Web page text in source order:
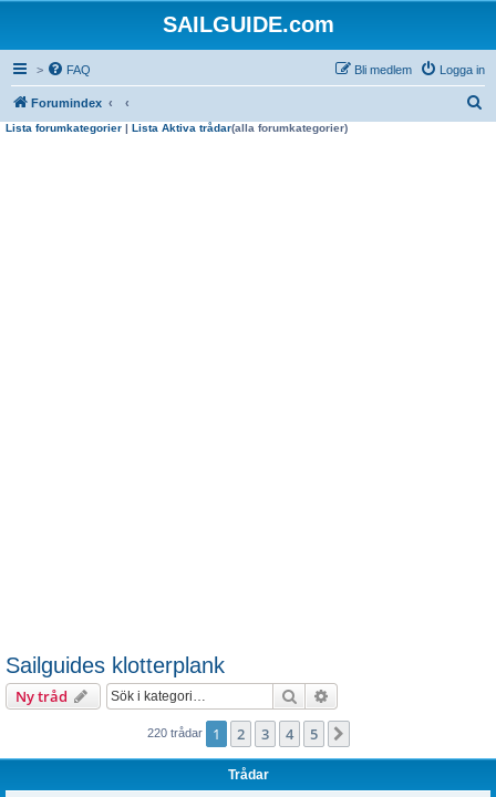
SAILGUIDE.com
> FAQ Logga in
Bli medlem
Forumindex
Lista forumkategorier | Lista Aktiva trådar(alla forumkategorier)
Sailguides klotterplank
Ny tråd Sök
220 trådar 1 2 3 4 5
Trådar